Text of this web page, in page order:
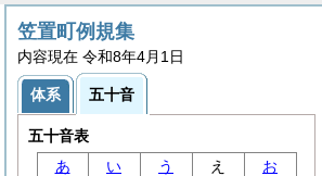
笠置町例規集
内容現在 令和8年4月1日
体系 五十音
五十音表
あ
い う え
お